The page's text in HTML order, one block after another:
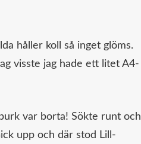
håller koll så inget glöms.
visste jag hade ett litet A4-
var borta! Sökte runt och
upp och där stod Lill-